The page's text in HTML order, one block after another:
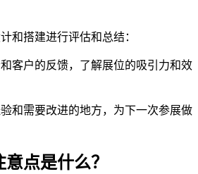
和搭建进行评估和总结：
客户的反馈，了解展位的吸引力和效
和需要改进的地方，为下一次参展做
点是什么？